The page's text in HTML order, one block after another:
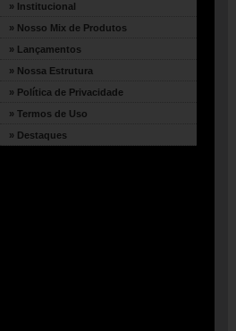
» Institucional
» Nosso Mix de Produtos
» Lançamentos
» Nossa Estrutura
» Política de Privacidade
» Termos de Uso
» Destaques